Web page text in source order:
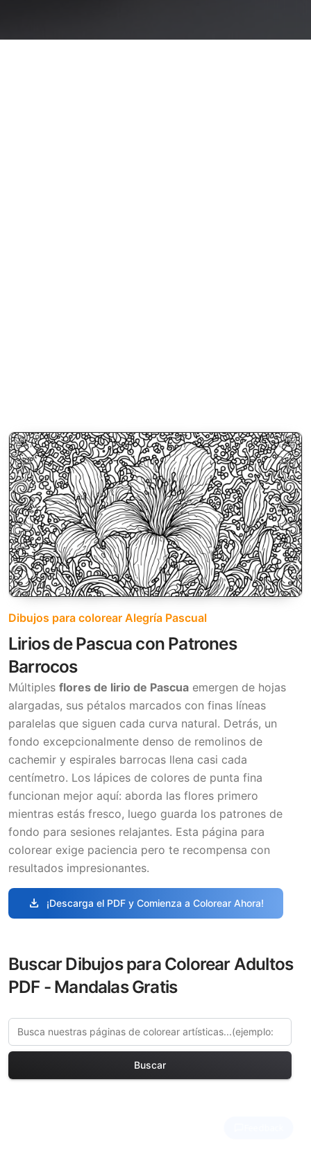
Dibujos para colorear Alegría Pascual
Lirios de Pascua con Patrones
Barrocos
Múltiples flores de lirio de Pascua emergen de hojas
alargadas, sus pétalos marcados con finas líneas
paralelas que siguen cada curva natural. Detrás, un
fondo excepcionalmente denso de remolinos de
cachemir y espirales barrocas llena casi cada
centímetro. Los lápices de colores de punta fina
funcionan mejor aquí: aborda las flores primero
mientras estás fresco, luego guarda los patrones de
fondo para sesiones relajantes. Esta página para
colorear exige paciencia pero te recompensa con
resultados impresionantes.
download ¡Descarga el PDF y Comienza a Colorear Ahora!
Buscar Dibujos para Colorear Adultos
PDF - Mandalas Gratis
Buscar